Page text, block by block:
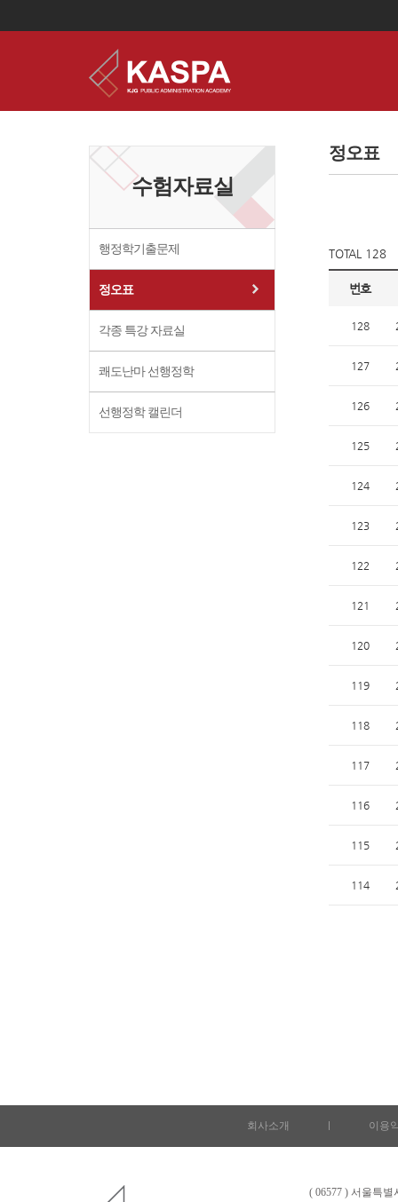
수험자료실
행정학기출문제
정오표
각종 특강 자료실
쾌도난마 선행정학
선행정학 캘린더
정오표
TOTAL 128
번호
128
127
126
125
124
123
122
121
120
119
118
117
116
115
114
회사소개 이용
( 06577 ) 서울특